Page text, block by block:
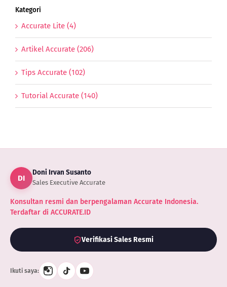
Kategori
Accurate Lite (4)
Artikel Accurate (206)
Tips Accurate (102)
Tutorial Accurate (140)
DI
Doni Irvan Susanto
Sales Executive Accurate
Konsultan resmi dan berpengalaman Accurate Indonesia.
Terdaftar di ACCURATE.ID
Verifikasi Sales Resmi
Ikuti saya: